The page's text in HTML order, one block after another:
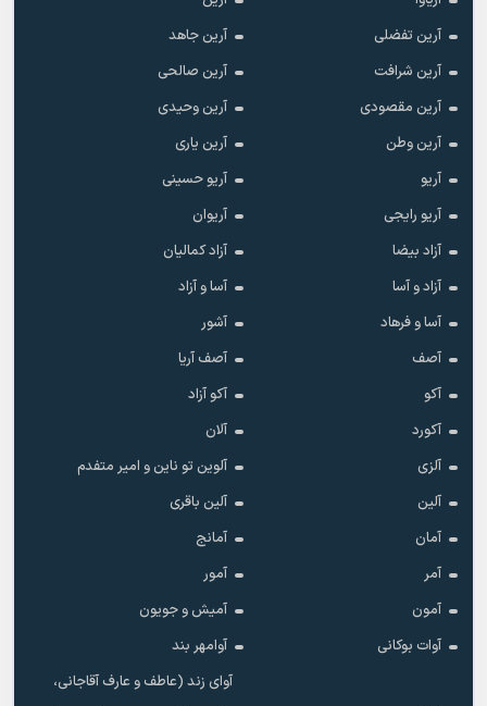
آرین تفضلی
آرین جاهد
آرین شرافت
آرین صالحی
آرین مقصودی
آرین وحیدی
آرین وطن
آرین یاری
آریو
آریو حسینی
آریو رایجی
آریوان
آزاد بیضا
آزاد کمالیان
آزاد و آسا
آسا و آزاد
آسا و فرهاد
آشور
آصف
آصف آریا
آکو
آکو آزاد
آکورد
آلان
آلزی
آلوین تو ناین و امیر متفدم
آلین
آلین باقری
آمان
آمانج
آمر
آمور
آمون
آمیش و جویون
آوات بوکانی
آوامهر بند
آوای زند (عاطف و عارف آقاجانی،